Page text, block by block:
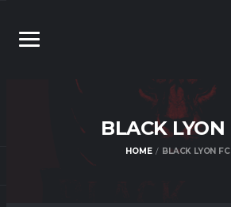
BLACK LYON
HOME BLACK LYON FC